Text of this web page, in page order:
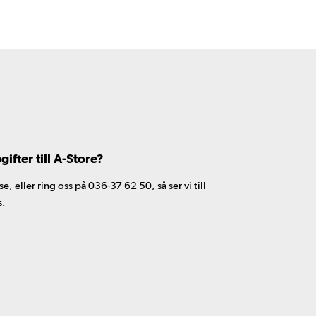
till A-Store?
eller ring oss på 036-37 62 50, så ser vi till